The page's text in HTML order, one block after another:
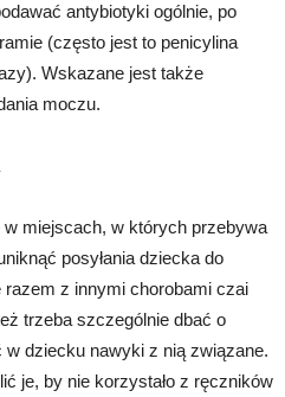
antybiotyki ogólnie, po
(często jest to penicylina
Wskazane jest także
moczu.
miejscach, w których przebywa
posyłania dziecka do
razem z innymi chorobami czai
trzeba szczególnie dbać o
dziecku nawyki z nią związane.
je, by nie korzystało z ręczników